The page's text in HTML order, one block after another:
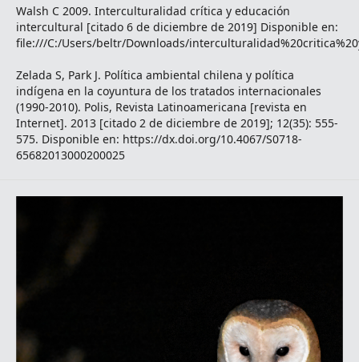
Walsh C 2009. Interculturalidad crítica y educación
intercultural [citado 6 de diciembre de 2019] Disponible en:
file:///C:/Users/beltr/Downloads/
Zelada S, Park J. Política ambiental chilena y política
indígena en la coyuntura de los tratados internacionales
(1990-2010). Polis, Revista Latinoamericana [revista en
Internet]. 2013 [citado 2 de diciembre de 2019]; 12(35): 555-
575. Disponible en: https://dx.doi.org/10.4067/S0718-
65682013000200025